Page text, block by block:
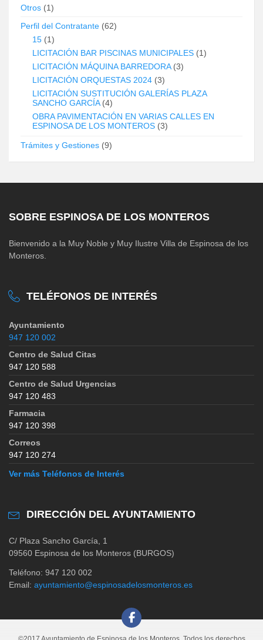
Otros (1)
Perfil del Contratante (62)
15 (1)
LICITACIÓN BAR PISCINAS MUNICIPALES (1)
LICITACIÓN MÁQUINA BARREDORA(3)
LICITACIÓN ORQUESTAS 2024 (3)
LICITACIÓN SUSTITUCIÓN GALERÍAS PLAZA
SANCHO GARCÍA(4)
OBRA PAVIMENTACIÓN EN VARIAS CALLES EN
ESPINOSA DE LOS MONTEROS (3)
Trámites y Gestiones (9)
SOBRE ESPINOSA DE LOS MONTEROS
Bienvenido a la Muy Noble y Muy Ilustre Villa de Espinosa de los
Monteros.
TELÉFONOS DE INTERÉS
Ayuntamiento
947 120 002
Centro de Salud Citas
947 120 588
Centro de Salud Urgencias
947 120 483
Farmacia
947 120 398
Correos
947 120 274
Ver más Teléfonos de Interés
DIRECCIÓN DEL AYUNTAMIENTO
C/ Plaza Sancho García, 1
09560 Espinosa de los Monteros (BURGOS)
Teléfono: 947 120 002
Email: ayuntamiento@espinosadelosmonteros.es